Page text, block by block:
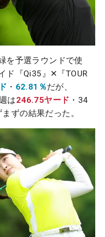
を予選ラウンドで使
ド『Qi35』✕『TOUR
・ 62.81％だが、
は246.75ヤード ・34
ずの結果だった。